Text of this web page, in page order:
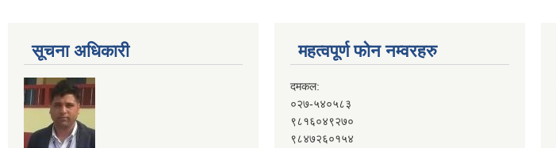
सूचना अधिकारी महत्वपूर्ण फोन नम्वरहरु
दमकल:
०२७-५४०५८३
९८१६०४९२७०
९८४७२६०१५४